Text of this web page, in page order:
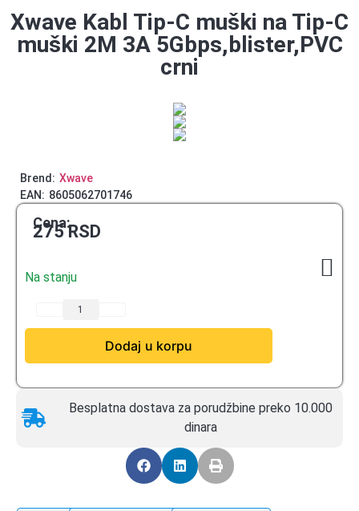
Xwave Kabl Tip-C muški na Tip-C
muški 2M 3A 5Gbps,blister,PVC
crni
Brend: Xwave
EAN: 8605062701746
Cena:
275RSD
Na stanju
Dodaj u korpu
Besplatna dostava za porudžbine preko 10.000
dinara